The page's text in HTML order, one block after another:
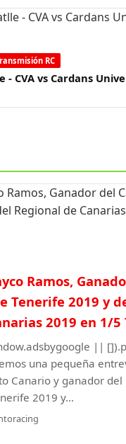
RC
CVA vs Cardans
Ramos,
Tenerife 2019 y
2019 en 1/5
||
una pequeña
Canario y ganador del
2019 y…